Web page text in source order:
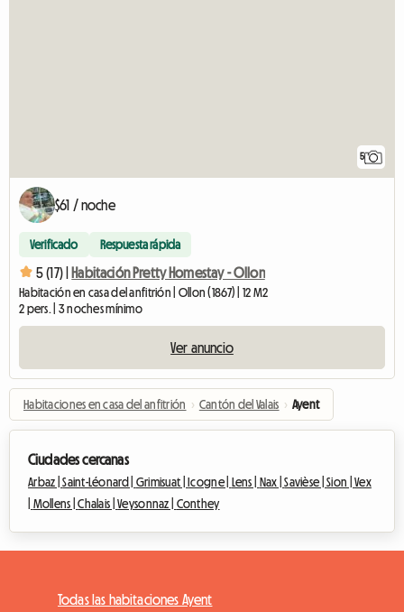
5
$61 / noche
Verificado Respuesta rápida
5 (17) | Habitación Pretty Homestay - Ollon
Habitación en casa del anfitrión | Ollon (1867) | 12 M2
2 pers. | 3 noches mínimo
Ver anuncio
Habitaciones en casa del anfitrión › Cantón del Valais › Ayent
Ciudades cercanas
Arbaz |Saint-Léonard | Grimisuat |Icogne | Lens | Nax |Savièse |Sion |Vex
Mollens |Chalais |Veysonnaz | Conthey
Todas las habitaciones Ayent